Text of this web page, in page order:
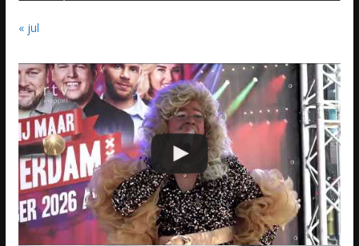
« jul